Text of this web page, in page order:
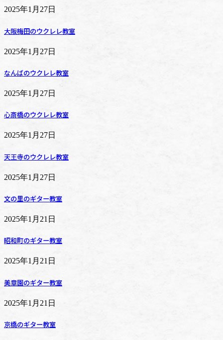
2025年1月27日
大阪梅田のウクレレ教室
2025年1月27日
なんばのウクレレ教室
2025年1月27日
心斎橋のウクレレ教室
2025年1月27日
天王寺のウクレレ教室
2025年1月27日
文の里のギター教室
2025年1月21日
昭和町のギター教室
2025年1月21日
美章園のギター教室
2025年1月21日
京橋のギター教室